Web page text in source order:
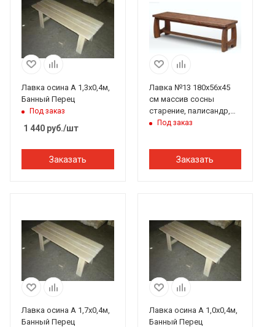
Лавка осина А 1,3х0,4м,
Банный Перец
Под заказ
1 440 руб./шт
Заказать
Лавка №13 180х56х45
см массив сосны
старение, палисандр,
ИРБПод заказ
Заказать
Лавка осина А 1,7х0,4м,
Банный Перец
Лавка осина А 1,0х0,4м,
Банный Перец